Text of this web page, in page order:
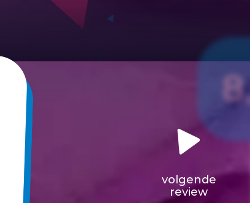
volgende
review